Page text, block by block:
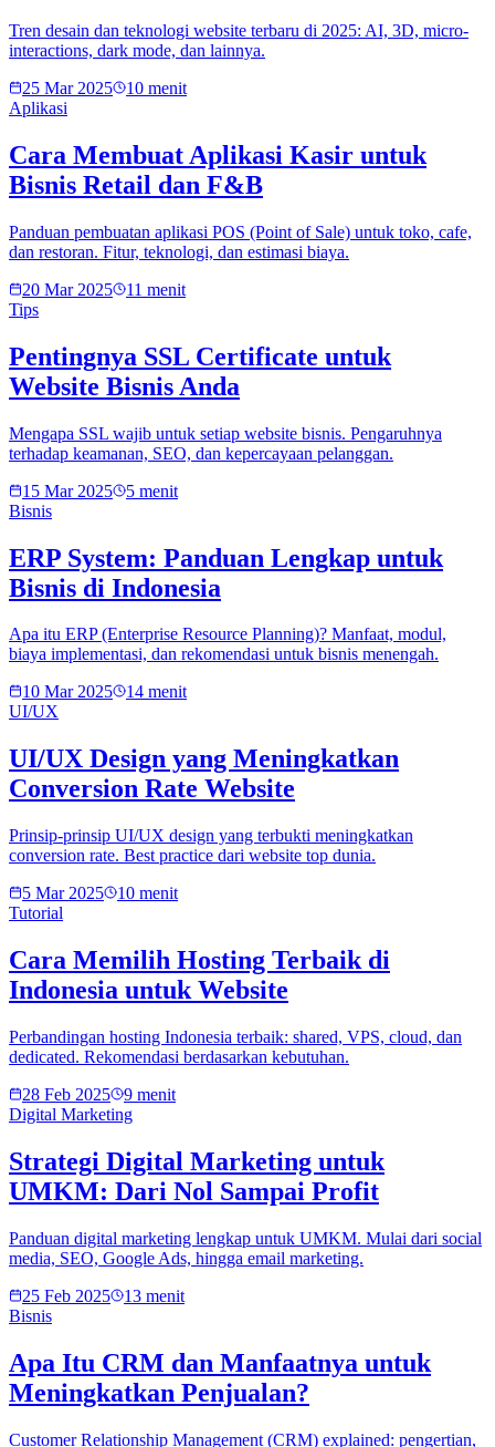
Tren desain dan teknologi website terbaru di 2025: AI, 3D, micro-
interactions, dark mode, dan lainnya.
25 Mar 2025
10 menit
Aplikasi
Cara Membuat Aplikasi Kasir untuk
Bisnis Retail dan F&B
Panduan pembuatan aplikasi POS (Point of Sale) untuk toko, cafe,
dan restoran. Fitur, teknologi, dan estimasi biaya.
20 Mar 2025
11 menit
Tips
Pentingnya SSL Certificate untuk
Website Bisnis Anda
Mengapa SSL wajib untuk setiap website bisnis. Pengaruhnya
terhadap keamanan, SEO, dan kepercayaan pelanggan.
15 Mar 2025
5 menit
Bisnis
ERP System: Panduan Lengkap untuk
Bisnis di Indonesia
Apa itu ERP (Enterprise Resource Planning)? Manfaat, modul,
biaya implementasi, dan rekomendasi untuk bisnis menengah.
10 Mar 2025
14 menit
UI/UX
UI/UX Design yang Meningkatkan
Conversion Rate Website
Prinsip-prinsip UI/UX design yang terbukti meningkatkan
conversion rate. Best practice dari website top dunia.
5 Mar 2025
10 menit
Tutorial
Cara Memilih Hosting Terbaik di
Indonesia untuk Website
Perbandingan hosting Indonesia terbaik: shared, VPS, cloud, dan
dedicated. Rekomendasi berdasarkan kebutuhan.
28 Feb 2025
9 menit
Digital Marketing
Strategi Digital Marketing untuk
UMKM: Dari Nol Sampai Profit
Panduan digital marketing lengkap untuk UMKM. Mulai dari social
media, SEO, Google Ads, hingga email marketing.
25 Feb 2025
13 menit
Bisnis
Apa Itu CRM dan Manfaatnya untuk
Meningkatkan Penjualan?
Customer Relationship Management (CRM) explained: pengertian,